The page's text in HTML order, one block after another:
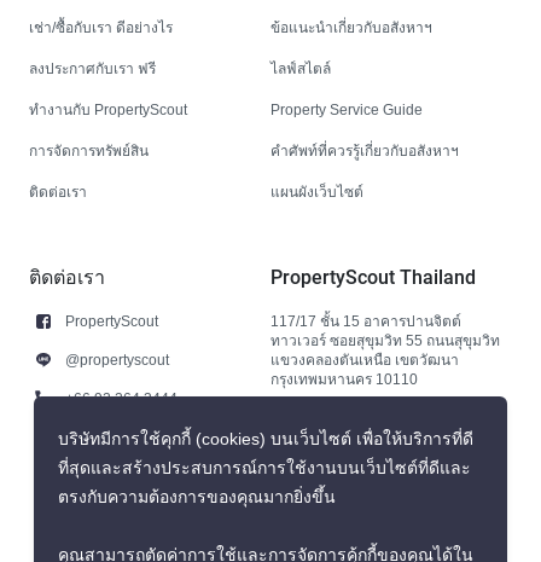
เช่า/ซื้อกับเรา ดีอย่างไร
ลงประกาศกับเรา ฟรี
ทำงานกับ PropertyScout
การจัดการทรัพย์สิน
ติดต่อเรา
ข้อแนะนำเกี่ยวกับอสังหาฯ
ไลฟ์สไตล์
Property Service Guide
คำศัพท์ที่ควรรู้เกี่ยวกับอสังหาฯ
แผนผังเว็บไซต์
ติดต่อเรา
PropertyScout
@propertyscout
+66 92 264 3444
+66 92 264 3444
contact@propertyscout.co.th
PropertyScout Thailand
117/17 ชั้น 15 อาคารปานจิตต์
ทาวเวอร์ ซอยสุขุมวิท 55 ถนนสุขุมวิท
แขวงคลองตันเหนือ เขตวัฒนา
กรุงเทพมหานคร 10110
บริษัทมีการใช้คุกกี้ (cookies) บนเว็บไซต์ เพื่อให้บริการที่ดี
ที่สุดและสร้างประสบการณ์การใช้งานบนเว็บไซต์ที่ดีและ
ตรงกับความต้องการของคุณมากยิ่งขึ้น
คุณสามารถตัดค่าการใช้และการจัดการคุ้กกี้ของคุณได้ใน